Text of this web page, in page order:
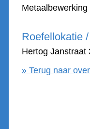
Roefellokatie
Hertog Janstraat
» Terug naar